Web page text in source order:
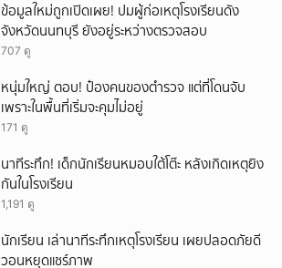
ข้อมูลใหม่ถูกเปิดเผย! ปมผู้ก่อเหตุโรงเรียนดัง
จังหวัดนนทบุรี ยังอยู่ระหว่างตรวจสอบ
707 ดู
หนุ่มใหญ่ ตอบ! ป๋องคนของตำรวจ แต่ที่โดนจับ
เพราะในพื้นที่เริ่มจะคุมไม่อยู่
171 ดู
นาทีระทึก! เด็กนักเรียนหมอบใต้โต๊ะ หลังเกิดเหตุยิง
กันในโรงเรียน
1,191 ดู
นักเรียน เล่านาทีระทึกเหตุโรงเรียน เผยปลอดภัยดี
วอนหยุดแชร์ภาพ